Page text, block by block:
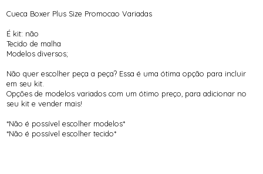
Cueca Boxer Plus Size Promocao Variadas
É kit: não
Tecido de malha
Modelos diversos;
Não quer escolher peça a peça? Essa é uma ótima opção para incluir
em seu kit.
Opções de modelos variados com um ótimo preço, para adicionar no
seu kit e vender mais!
*Não é possível escolher modelos*
*Não é possível escolher tecido*